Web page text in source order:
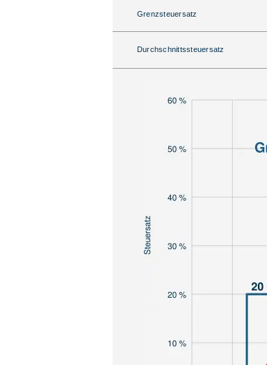
Grenzsteuersatz
Durchschnittssteuersatz